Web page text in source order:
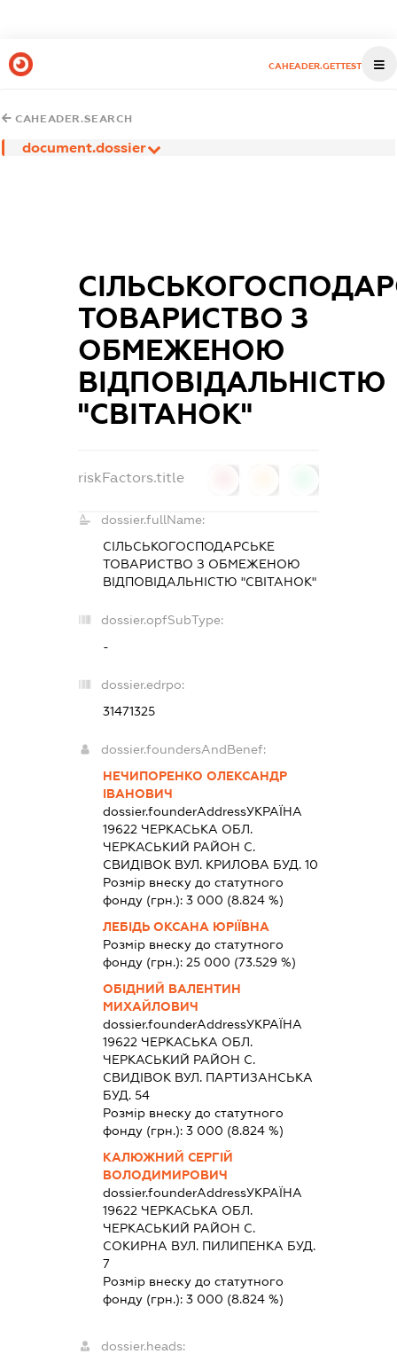
CAHEADER.GETTEST
CAHEADER.SEARCH
document.dossier
ТОВАРИСТВО З
ОБМЕЖЕНОЮ
ВІДПОВІДАЛЬНІСТЮ
"СВІТАНОК"
riskFactors.title
dossier.fullName:
СІЛЬСЬКОГОСПОДАРСЬКЕ
ТОВАРИСТВО З ОБМЕЖЕНОЮ
ВІДПОВІДАЛЬНІСТЮ "СВІТАНОК"
dossier.opfSubType:
-
dossier.edrpo:
31471325
dossier.foundersAndBenef:
НЕЧИПОРЕНКО ОЛЕКСАНДР
ІВАНОВИЧ
dossier.founderAddressУКРАЇНА
19622 ЧЕРКАСЬКА ОБЛ.
ЧЕРКАСЬКИЙ РАЙОН С.
СВИДІВОК ВУЛ. КРИЛОВА БУД. 10
Розмір внеску до статутного
фонду (грн.): 3 000 (8.824 %)
ЛЕБІДЬ ОКСАНА ЮРІЇВНА
Розмір внеску до статутного
фонду (грн.): 25 000 (73.529 %)
ОБІДНИЙ ВАЛЕНТИН
МИХАЙЛОВИЧ
dossier.founderAddressУКРАЇНА
19622 ЧЕРКАСЬКА ОБЛ.
ЧЕРКАСЬКИЙ РАЙОН С.
СВИДІВОК ВУЛ. ПАРТИЗАНСЬКА
БУД. 54
Розмір внеску до статутного
фонду (грн.): 3 000 (8.824 %)
КАЛЮЖНИЙ СЕРГІЙ
ВОЛОДИМИРОВИЧ
dossier.founderAddressУКРАЇНА
19622 ЧЕРКАСЬКА ОБЛ.
ЧЕРКАСЬКИЙ РАЙОН С.
СОКИРНА ВУЛ. ПИЛИПЕНКА БУД.
7
Розмір внеску до статутного
фонду (грн.): 3 000 (8.824 %)
dossier.heads: